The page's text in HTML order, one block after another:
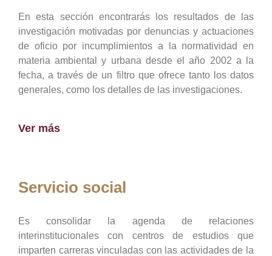
En esta sección encontrarás los resultados de las
investigación motivadas por denuncias y actuaciones
de oficio por incumplimientos a la normatividad en
materia ambiental y urbana desde el año 2002 a la
fecha, a través de un filtro que ofrece tanto los datos
generales, como los detalles de las investigaciones.
Ver más
Servicio social
Es consolidar la agenda de relaciones
interinstitucionales con centros de estudios que
imparten carreras vinculadas con las actividades de la